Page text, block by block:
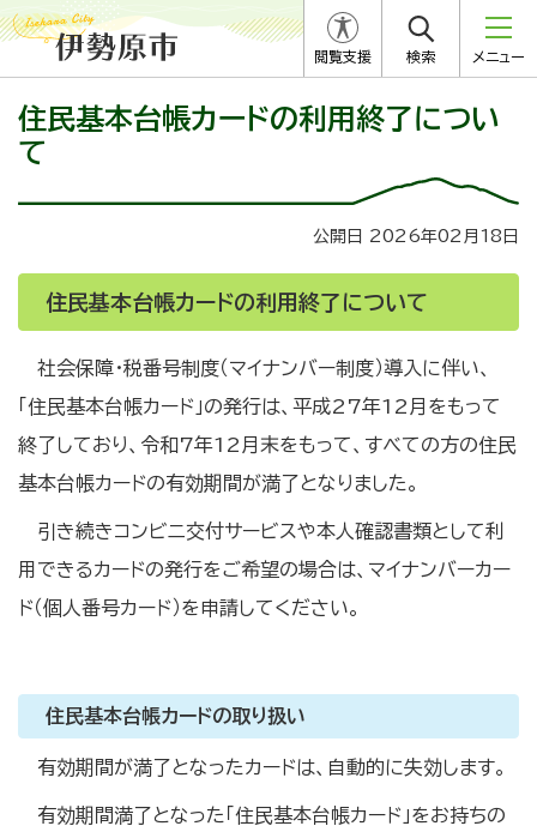
閲覧支援 検索 メニュー
住民基本台帳カードの利用終了につい
て
公開日 2026年02月18日
住民基本台帳カードの利用終了について
社会保障・税番号制度（マイナンバー制度）導入に伴い、
「住民基本台帳カード」の発行は、平成27年12月をもって
終了しており、令和7年12月末をもって、すべての方の住民
基本台帳カードの有効期間が満了となりました。
引き続きコンビニ交付サービスや本人確認書類として利
用できるカードの発行をご希望の場合は、マイナンバーカー
ド（個人番号カード）を申請してください。
住民基本台帳カードの取り扱い
有効期間が満了となったカードは、自動的に失効します。
有効期間満了となった「住民基本台帳カード」をお持ちの